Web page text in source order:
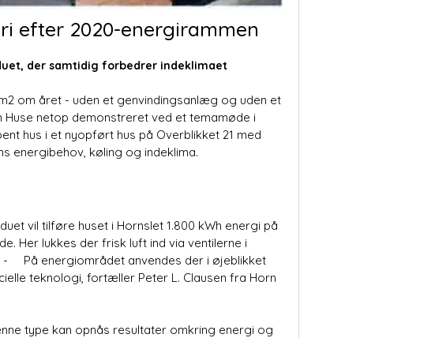
efter 2020-energirammen
der samtidig forbedrer indeklimaet
om året - uden et genvin­dingsanlæg og uden et
netop demonstreret ved et temamøde i
hus i et nyopført hus på Overblikket 21 med
energibehov, køling og indeklima.
vil tilføre huset i Hornslet 1.800 kWh energi på
Her lukkes der frisk luft ind via ventilerne i
- På energiområdet anvendes der i øjeblikket
teknologi, fortæller Peter L. Clausen fra Horn
type kan opnås resul­tater omkring energi og